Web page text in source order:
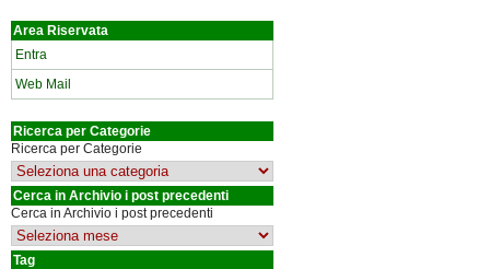
Area Riservata
Entra
Web Mail
Ricerca per Categorie
Ricerca per Categorie
Cerca in Archivio i post precedenti
Cerca in Archivio i post precedenti
Tag